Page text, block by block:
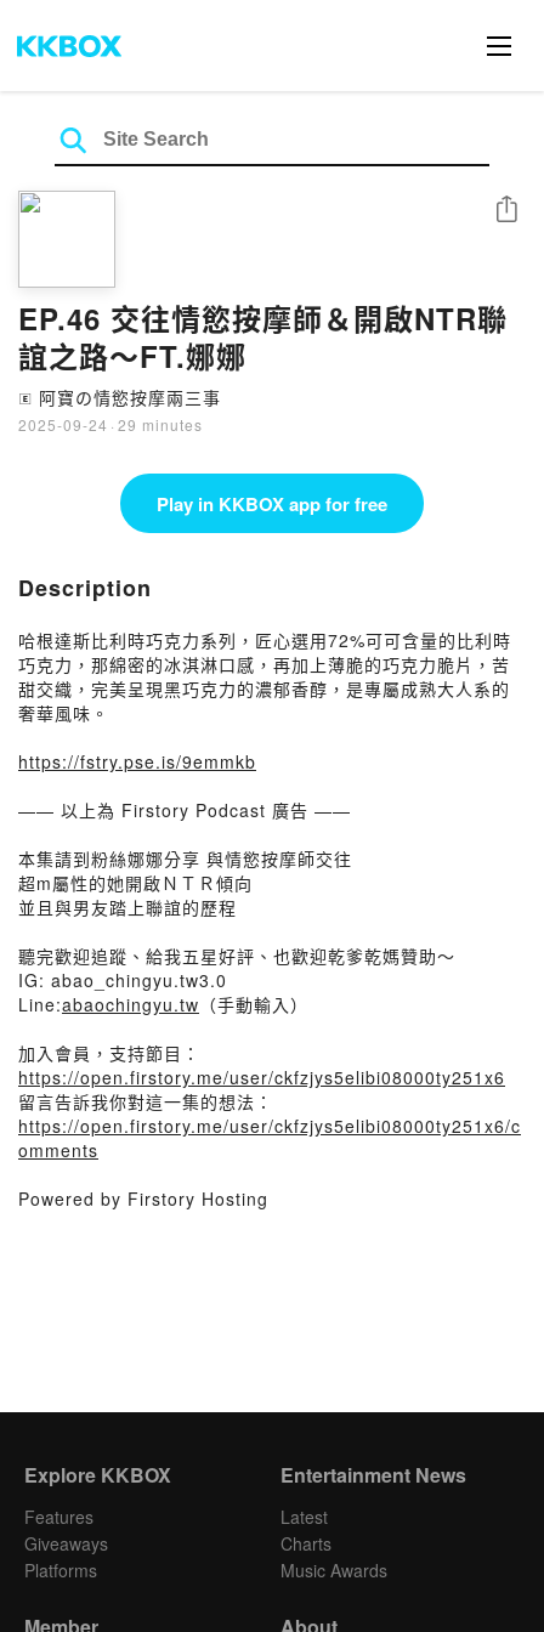
EP.46 交往情慾按摩師＆開啟NTR聯
誼之路～FT.娜娜
🄴 阿寶の情慾按摩兩三事
2025-09-24 · 29 minutes
Share
Play in KKBOX app for free
Description
哈根達斯比利時巧克力系列，匠心選用72%可可含量的比利時
巧克力，那綿密的冰淇淋口感，再加上薄脆的巧克力脆片，苦
甜交織，完美呈現黑巧克力的濃郁香醇，是專屬成熟大人系的
奢華風味。
https://fstry.pse.is/9emmkb
—— 以上為 Firstory Podcast 廣告 ——
本集請到粉絲娜娜分享 與情慾按摩師交往
超m屬性的她開啟ＮＴＲ傾向
並且與男友踏上聯誼的歷程
聽完歡迎追蹤、給我五星好評、也歡迎乾爹乾媽贊助～
IG: abao_chingyu.tw3.0
Line:abaochingyu.tw （手動輸入）
加入會員，支持節目：
https://open.firstory.me/user/ckfzjys5elibi08000ty251x6
留言告訴我你對這一集的想法：
https://open.firstory.me/user/ckfzjys5elibi08000ty251x6/c
omments
Powered by Firstory Hosting
Explore KKBOX
Features
Giveaways
Platforms
Entertainment News
Latest
Charts
Music Awards